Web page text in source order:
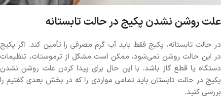
علت روشن نشدن پکیج در حالت تابستانه
در حالت تابستانه، پکیج فقط باید آب گرم مصرفی را تأمین کند. اگر پکیج
در این حالت روشن نمی‌شود، ممکن است مشکل از ترموستات، تنظیمات
دستگاه یا قطع گاز باشد. با این حال برای پیدا کردن علت روشن نشدن
پکیج در حالت تابستان باید تمامی مواردی را که در بخش بعدی گفتیم را
بررسی کنید.